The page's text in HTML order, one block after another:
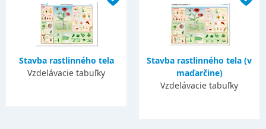
Stavba rastlinného tela
Vzdelávacie tabuľky
Stavba rastlinného tela (v
maďarčine)
Vzdelávacie tabuľky